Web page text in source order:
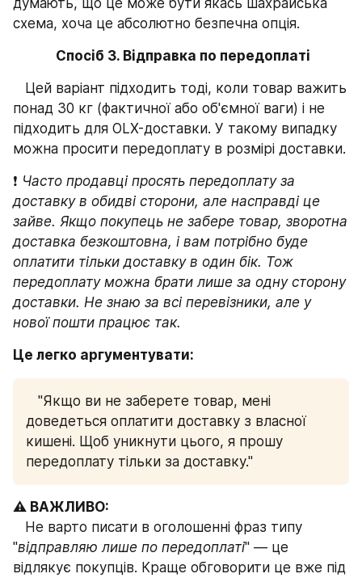
схема, хоча це абсолютно безпечна опція.
Спосіб 3. Відправка по передоплаті
понад 30 кг (фактичної або об'ємної ваги) і не
підходить для OLX-доставки. У такому випадку
можна просити передоплату в розмірі доставки.
❗️ Часто продавці просять передоплату за
доставку в обидві сторони, але насправді це
зайве. Якщо покупець не забере товар, зворотна
доставка безкоштовна, і вам потрібно буде
оплатити тільки доставку в один бік. Тож
передоплату можна брати лише за одну сторону
доставки. Не знаю за всі перевізники, але у
нової пошти працює так.
Це легко аргументувати:
доведеться оплатити доставку з власної
кишені. Щоб уникнути цього, я прошу
передоплату тільки за доставку."
⚠️ ВАЖЛИВО:
"відправляю лише по передоплаті" — це
відлякує покупців. Краще обговорити це вже під